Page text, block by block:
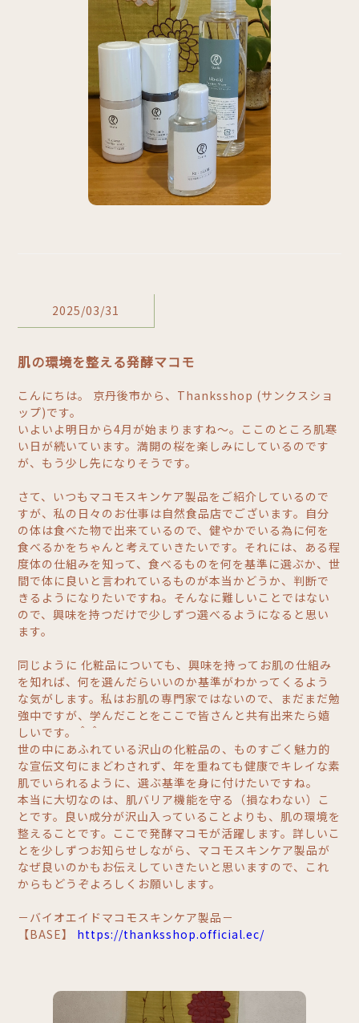
2025/03/31
肌の環境を整える発酵マコモ
こんにちは。 京丹後市から、Thanksshop (サンクスショ
ップ)です。
いよいよ明日から4月が始まりますね～。ここのところ肌寒
い日が続いています。満開の桜を楽しみにしているのです
が、もう少し先になりそうです。
さて、いつもマコモスキンケア製品をご紹介しているので
すが、私の日々のお仕事は自然食品店でございます。自分
の体は食べた物で出来ているので、健やかでいる為に何を
食べるかをちゃんと考えていきたいです。それには、ある程
度体の仕組みを知って、食べるものを何を基準に選ぶか、世
間で体に良いと言われているものが本当かどうか、判断で
きるようになりたいですね。そんなに難しいことではない
ので、興味を持つだけで少しずつ選べるようになると思い
ます。
同じように 化粧品についても、興味を持ってお肌の仕組み
を知れば、何を選んだらいいのか基準がわかってくるよう
な気がします。私はお肌の専門家ではないので、まだまだ勉
強中ですが、学んだことをここで皆さんと共有出来たら嬉
しいです。＾＾
世の中にあふれている沢山の化粧品の、ものすごく魅力的
な宣伝文句にまどわされず、年を重ねても健康でキレイな素
肌でいられるように、選ぶ基準を身に付けたいですね。
本当に大切なのは、肌バリア機能を守る（損なわない）こ
とです。良い成分が沢山入っていることよりも、肌の環境を
整えることです。ここで発酵マコモが活躍します。詳しいこ
とを少しずつお知らせしながら、マコモスキンケア製品が
なぜ良いのかもお伝えしていきたいと思いますので、これ
からもどうぞよろしくお願いします。
－バイオエイドマコモスキンケア製品－
【BASE】 https://thanksshop.official.ec/